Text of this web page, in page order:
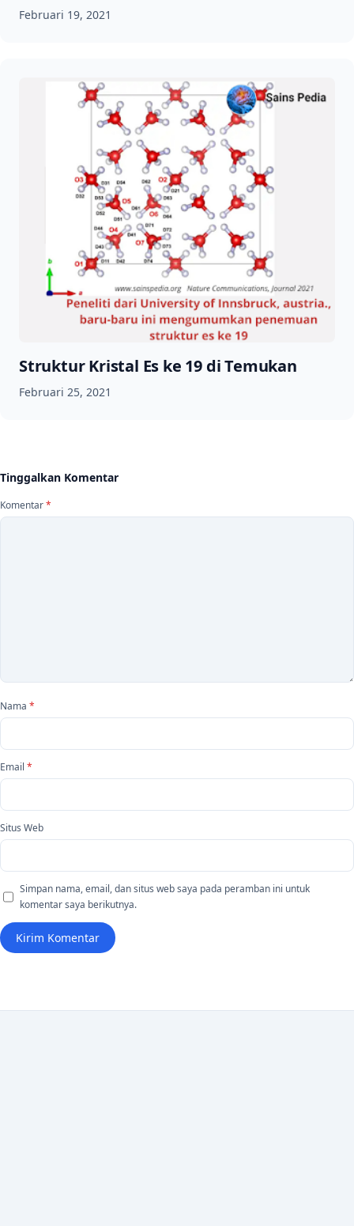
Februari 19, 2021
Struktur Kristal Es ke 19 di Temukan
Februari 25, 2021
Tinggalkan Komentar
Komentar*
Nama *
Email *
Situs Web
Simpan nama, email, dan situs web saya pada peramban ini untuk
komentar saya berikutnya.